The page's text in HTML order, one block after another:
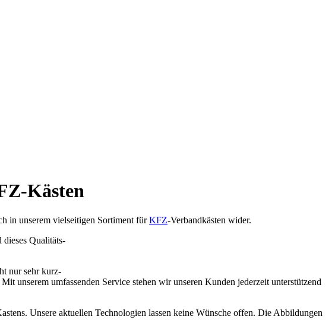
Kästen
in unserem vielseitigen Sortiment fürKFZ-Verbandkästen wider.
Qualitäts-
nur sehr kurz-
unserem umfassenden Service stehen wir unseren Kunden jederzeit unterstützend
Unsere aktuellen Technologien lassen keine Wünsche offen. Die Abbildungen